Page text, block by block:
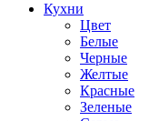
Кухни
Цвет
Белые
Черные
Желтые
Красные
Зеленые